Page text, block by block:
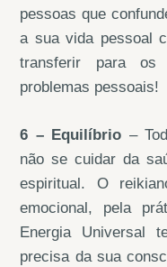
pessoas que
a sua vida pessoal
transferir para
problemas pessoais!
6 – Equilíbrio –
não se cuidar da
espiritual. O
emocional, pela
Energia Universal
precisa da sua